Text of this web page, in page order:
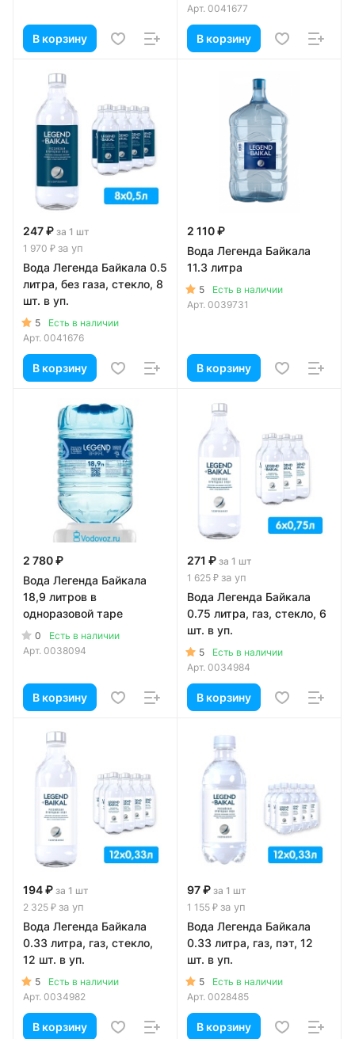
В корзину
Арт. 0041677
В корзину
247 ₽ за 1 шт
1 970 ₽ за уп
Вода Легенда Байкала 0.5
литра, без газа, стекло, 8
шт. в уп.
5
Есть в наличии
Арт. 0041676
В корзину
2 110 ₽
Вода Легенда Байкала
11.3 литра
5
Есть в наличии
Арт. 0039731
В корзину
2 780 ₽
Вода Легенда Байкала
18,9 литров в
одноразовой таре
0
Есть в наличии
Арт. 0038094
В корзину
271 ₽ за 1 шт
1 625 ₽ за уп
Вода Легенда Байкала
0.75 литра, газ, стекло, 6
шт. в уп.
5
Есть в наличии
Арт. 0034984
В корзину
194 ₽ за 1 шт
2 325 ₽ за уп
Вода Легенда Байкала
0.33 литра, газ, стекло,
12 шт. в уп.
5
Есть в наличии
Арт. 0034982
В корзину
97 ₽ за 1 шт
1 155 ₽ за уп
Вода Легенда Байкала
0.33 литра, газ, пэт, 12
шт. в уп.
5
Есть в наличии
Арт. 0028485
В корзину